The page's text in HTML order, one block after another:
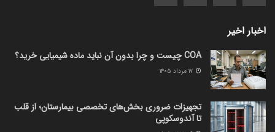
اخبار اخیر
COA چیست و چرا بدون آن نباید ماده شیمیایی خرید؟
تجهیزات ضروری بخش‌های تخصصی بیمارستان؛ از قلب
تا آندوسکوپی